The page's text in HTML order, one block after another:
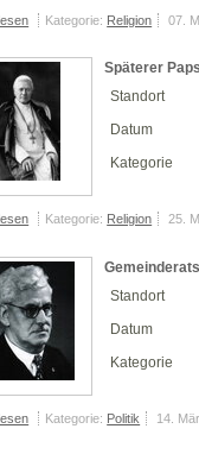
Kategorie: Religion 07.
Späterer
Standort
Datum
Kategorie
Kategorie: Religion 25.
Standort
Datum
Kategorie
Kategorie: Politik 14.